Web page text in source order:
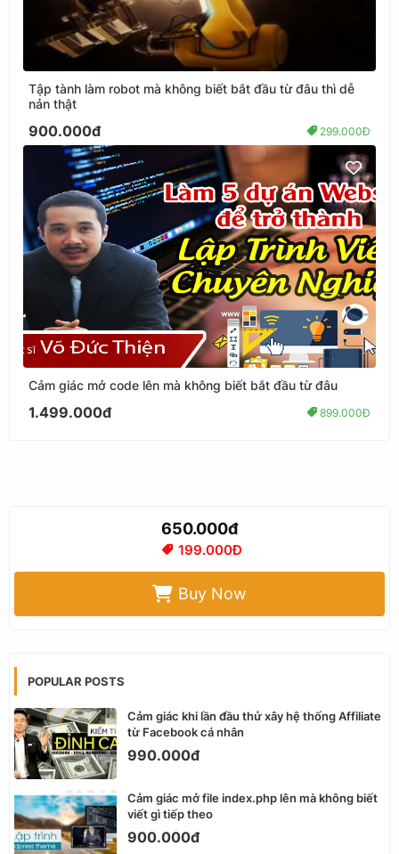
Tập tành làm robot mà không biết bắt đầu từ đâu thì dễ
nản thật
900.000đ 299.000Đ
Cảm giác mở code lên mà không biết bắt đầu từ đâu
1.499.000đ 899.000Đ
650.000đ
199.000Đ
Buy Now
POPULAR POSTS
Cảm giác khi lần đầu thử xây hệ thống Affiliate
từ Facebook cá nhân
990.000đ
Cảm giác mở file index.php lên mà không biết
viết gì tiếp theo
900.000đ